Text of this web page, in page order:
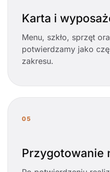
Karta i
Menu, szkło, sprzęt
potwierdzamy jako
zakresu.
05
Przygotowanie